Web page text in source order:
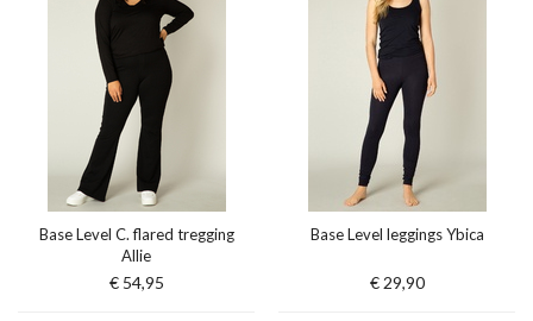
Base Level C. flared tregging
Allie
€ 54,95
Base Level leggings Ybica
€ 29,90